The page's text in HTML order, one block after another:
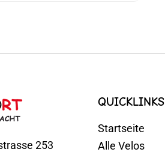
253
QUICKLINKS
Startseite
Alle Velos